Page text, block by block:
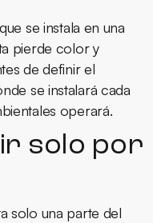
se instala en una
pierde color y
de definir el
se instalará cada
operará.
solo por
solo una parte del